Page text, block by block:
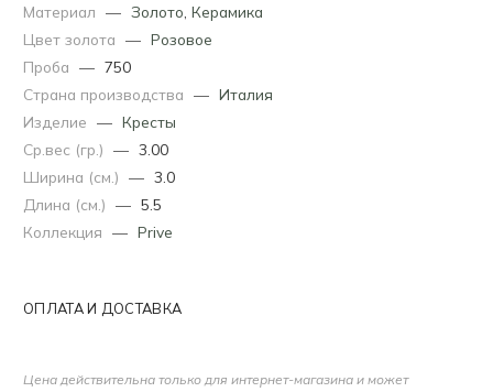
Материал — Золото Керамика
Цвет золота — Розовое
Проба — 750
Страна производства — Италия
Изделие — Кресты
Ср.вес (гр.) — 3.00
Ширина (см.) — 3.0
Длина (см.) — 5.5
Коллекция — Prive
ОПЛАТА И ДОСТАВКА
Цена действительна только для интернет-магазина и может